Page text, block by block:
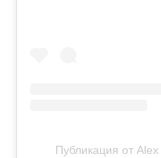
Публикация от